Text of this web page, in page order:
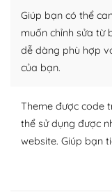
thích chọn lựa
lập website của
WordPress đa
Với mọi Hosting
dàng thiết lập vì
Giúp bạn có thể
muốn chỉnh sửa từ
dễ dàng phù hợp
của bạn.
Theme được code
thể sử dụng được
website. Giúp bạn